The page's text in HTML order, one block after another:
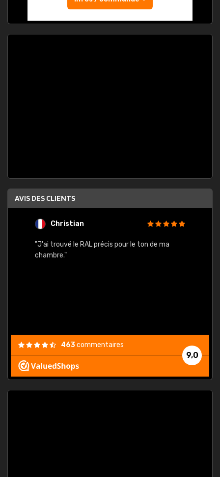
AVIS DES CLIENTS
Christian
"J'ai trouvé le RAL précis pour le ton de ma
chambre."
9,0
463commentaires